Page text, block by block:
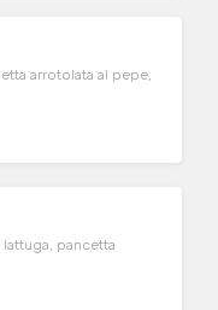
arrotolata al pepe,
pancetta